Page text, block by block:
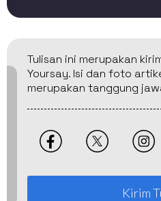
Tulisan ini merupakan
Yoursay. Isi dan foto
merupakan tanggung
Kirim